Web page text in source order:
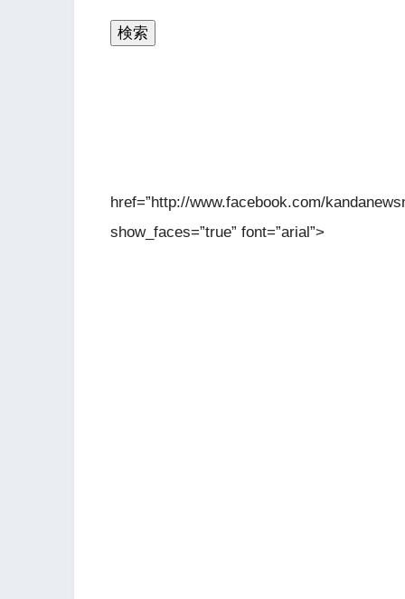
href=”http://www.facebook.com/
show_faces=”true” font=”arial”>